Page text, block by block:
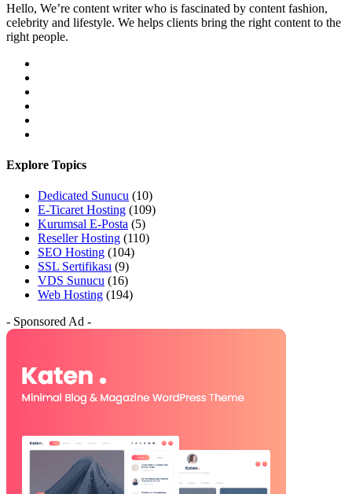
Hello, We’re content writer who is fascinated by content fashion,
celebrity and lifestyle. We helps clients bring the right content to the
right people.
Explore Topics
Dedicated Sunucu (10)
E-Ticaret Hosting (109)
Kurumsal E-Posta (5)
Reseller Hosting (110)
SEO Hosting (104)
SSL Sertifikası (9)
VDS Sunucu (16)
Web Hosting (194)
- Sponsored Ad -